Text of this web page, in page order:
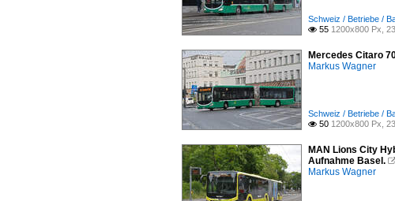
Schweiz / Betriebe /
 55 1200x800 Px,
Mercedes Citaro
Markus Wagner
Schweiz / Betriebe /
 50 1200x800 Px,
MAN Lions City
Aufnahme Basel.
Markus Wagner